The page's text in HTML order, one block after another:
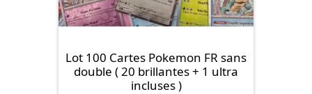
Lot 100 Cartes Pokemon FR sans
double ( 20 brillantes + 1 ultra
incluses )